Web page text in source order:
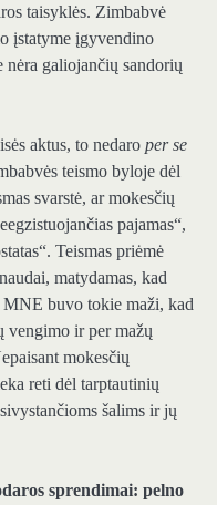
taisyklės. Zimbabvė
įstatyme įgyvendino
nėra galiojančių sandorių
aktus, to nedaro per se
teismo byloje dėl
svarstė, ar mokesčių
pajamas“,
Teismas priėmė
matydamas, kad
buvo tokie maži, kad
vengimo ir per mažų
mokesčių
reti dėl tarptautinių
šalims ir jų
sprendimai: pelno